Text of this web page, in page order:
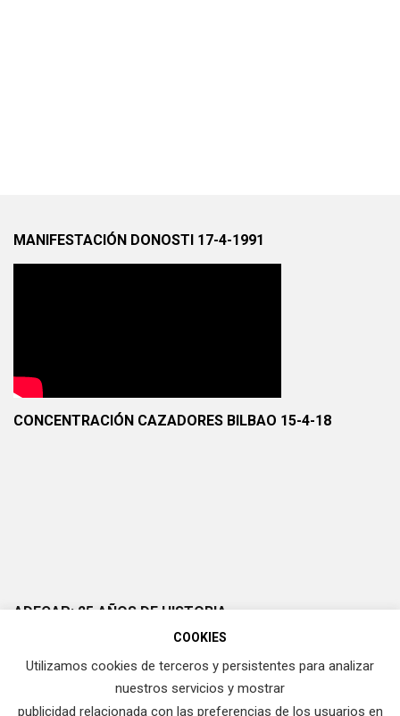
MANIFESTACIÓN DONOSTI 17-4-1991
CONCENTRACIÓN CAZADORES BILBAO 15-4-18
ADECAP: 25 AÑOS DE HISTORIA
COOKIES
Utilizamos cookies de terceros y persistentes para analizar
nuestros servicios y mostrar
publicidad relacionada con las preferencias de los usuarios en